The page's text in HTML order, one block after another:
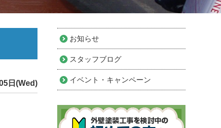
日(Wed)
お知らせ
スタッフブログ
イベント・キャンペーン